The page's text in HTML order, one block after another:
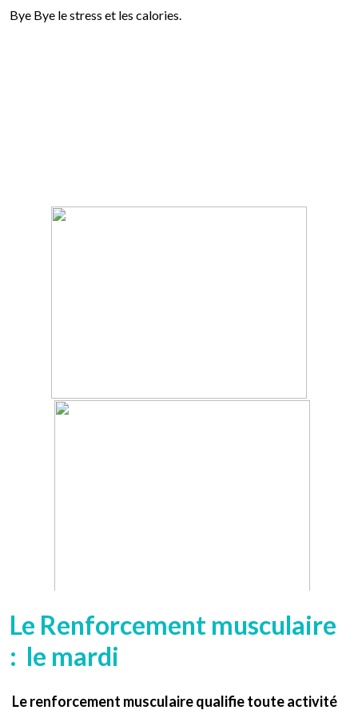
Bye Bye le stress et les calories.
Le Renforcement musculaire
: le mardi
Le renforcement musculaire qualifie toute activité